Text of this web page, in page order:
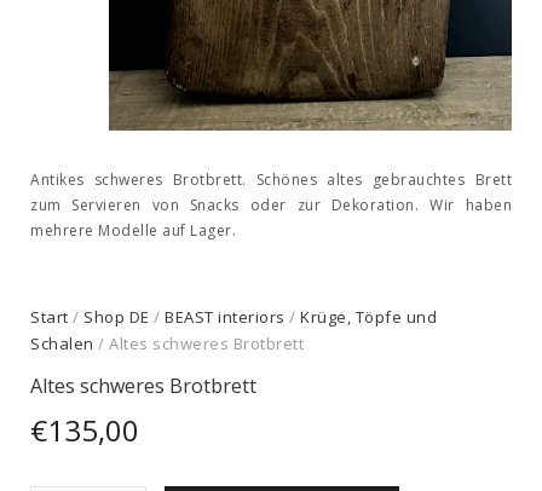
Antikes schweres Brotbrett. Schönes altes gebrauchtes Brett
zum Servieren von Snacks oder zur Dekoration. Wir haben
mehrere Modelle auf Lager.
Start / Shop DE / BEAST interiors / Krüge, Töpfe und
Schalen / Altes schweres Brotbrett
Altes schweres Brotbrett
€135,00